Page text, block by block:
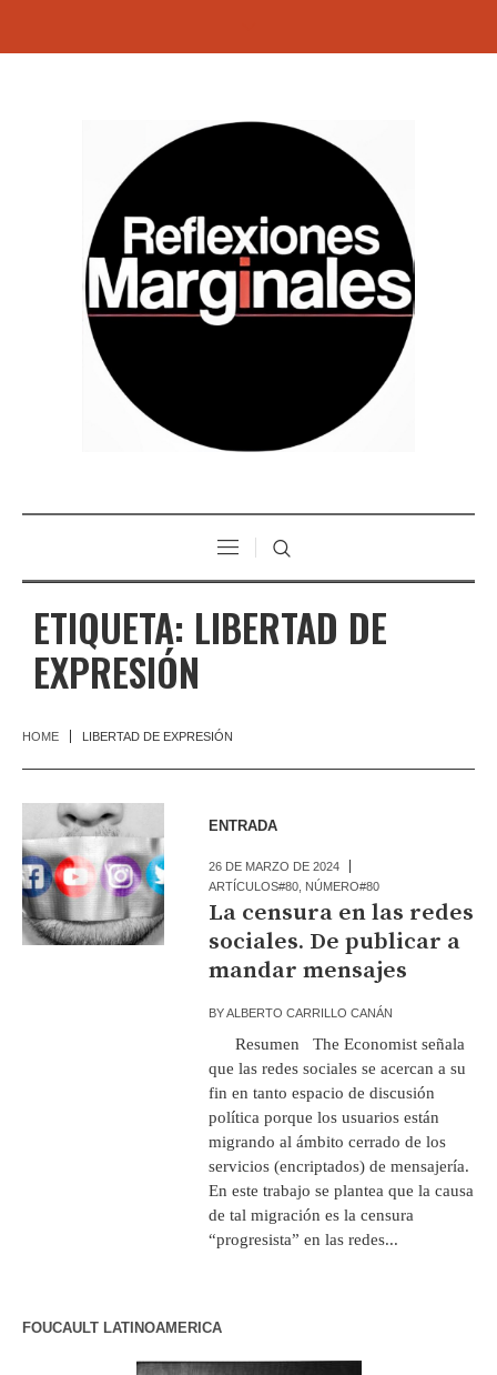
ETIQUETA: LIBERTAD DE
EXPRESIÓN
HOME LIBERTAD DE EXPRESIÓN
ENTRADA
26 DE MARZO DE 2024
ARTÍCULOS#80 NÚMERO#80
La censura en las redes
sociales. De publicar a
mandar mensajes
BYALBERTO CARRILLO CANÁN
Resumen The Economist señala
que las redes sociales se acercan a su
fin en tanto espacio de discusión
política porque los usuarios están
migrando al ámbito cerrado de los
servicios (encriptados) de mensajería.
En este trabajo se plantea que la causa
de tal migración es la censura
“progresista” en las redes...
FOUCAULT LATINOAMERICA